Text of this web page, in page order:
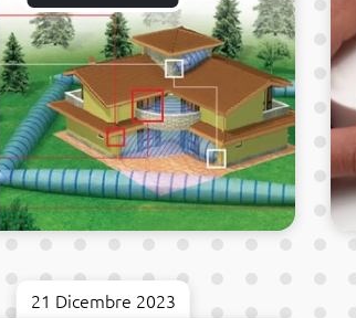
21 Dicembre 2023